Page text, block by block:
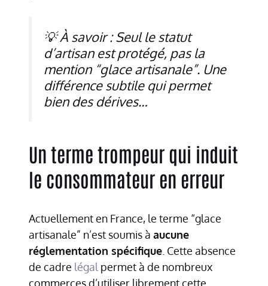
💡 À savoir : Seul le statut
d’artisan est protégé, pas la
mention “glace artisanale”. Une
différence subtile qui permet
bien des dérives…
Un terme trompeur qui induit
le consommateur en erreur
Actuellement en France, le terme “glace
artisanale” n’est soumis à aucune
réglementation spécifique . Cette absence
de cadre légal permet à de nombreux
commerces d’utiliser librement cette